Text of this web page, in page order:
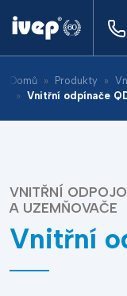
Domů Produkty
Vnitřní odpínače
VNITŘNÍ
A UZEMŇOVAČE
Vnitřní